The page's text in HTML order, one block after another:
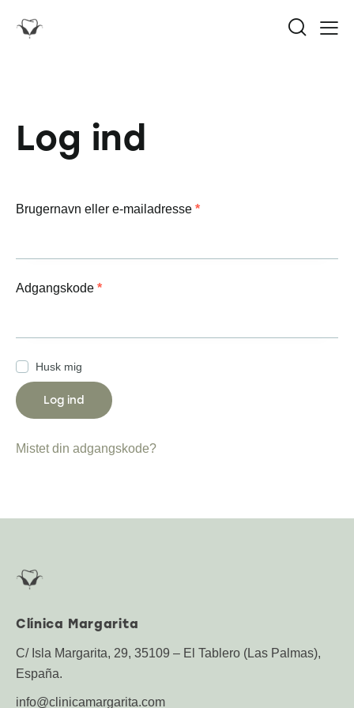
Log ind
Brugernavn eller e-mailadresse *
Adgangskode *
Husk mig
Log ind
Mistet din adgangskode?
Clínica Margarita
C/ Isla Margarita, 29, 35109 – El Tablero (Las Palmas),
España.
info@clinicamargarita.com